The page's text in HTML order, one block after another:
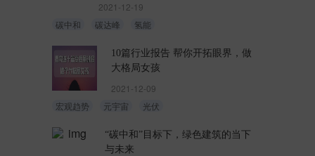
2021-12-19
碳中和
碳达峰 氢能
10篇行业报告 帮你开拓眼界，做
大格局女孩
2021-12-09
宏观趋势
元宇宙 光伏
“碳中和”目标下，绿色建筑的当下
与未来